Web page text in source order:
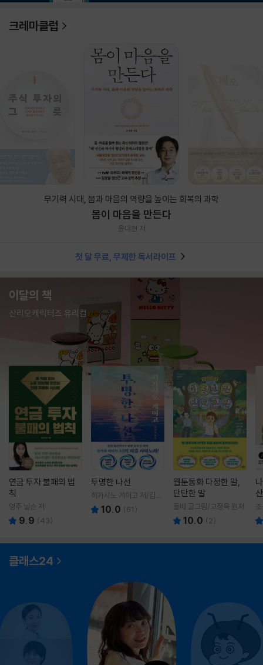
크레마클럽
무기력 시대, 몸과 마음의 역량을 높이는 회복의 과학
몸이 마음을 만든다
윤대현 저
첫 달 무료, 무제한 독서라이프
이달의 책
산리오캐릭터즈 유리컵
연금 투자 불패의 법
칙
영주 닐슨 저
9.9 (43)
투명한 나선
히가시노 게이고 저/김선
영 역10.0 (61 )
웹툰동화 다정한 말,
단단한 말
돌배 글그림/고정욱 원저
10.0 ( 2)
클래스24